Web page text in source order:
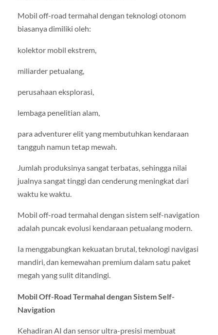
Mobil off-road termahal dengan teknologi otonom
biasanya dimiliki oleh:
kolektor mobil ekstrem,
miliarder petualang,
perusahaan eksplorasi,
lembaga penelitian alam,
para adventurer elit yang membutuhkan kendaraan
tangguh namun tetap mewah.
Jumlah produksinya sangat terbatas, sehingga nilai
jualnya sangat tinggi dan cenderung meningkat dari
waktu ke waktu.
Mobil off-road termahal dengan sistem self-navigation
adalah puncak evolusi kendaraan petualang modern.
Ia menggabungkan kekuatan brutal, teknologi navigasi
mandiri, dan kemewahan premium dalam satu paket
megah yang sulit ditandingi.
Mobil Off-Road Termahal dengan Sistem Self-
Navigation
Kehadiran AI dan sensor ultra-presisi membuat